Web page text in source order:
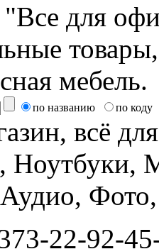
для
мебель.
по названию по коду
всё
Ноутбуки,
22-92-